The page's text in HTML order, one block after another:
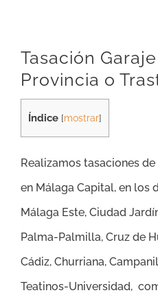
Tasación
Provincia o
Índice [mostrar]
Realizamos tasaciones
en Málaga Capital, en los
Málaga Este, Ciudad
Palma-Palmilla, Cruz de
Cádiz, Churriana,
Teatinos-Universidad,